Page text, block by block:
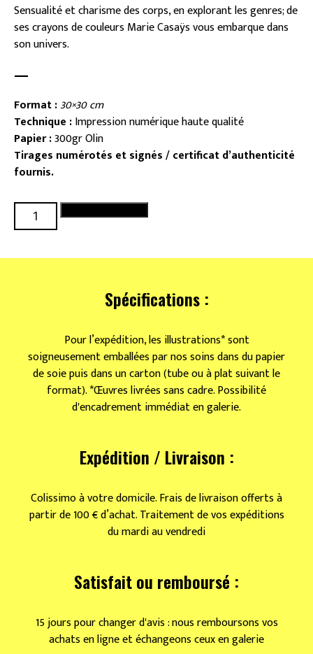
Sensualité et charisme des corps, en explorant les genres; de
ses crayons de couleurs Marie Casaÿs vous embarque dans
son univers.
—
Format :30×30cm
Technique :Impression numérique haute qualité
Papier :300gr Olin
Tirages numérotés et signés / certificat d’authenticité
fournis.
quantité
de
melons
Spécifications :
Pour l’expédition, les illustrations* sont
soigneusement emballées par nos soins dans du papier
de soie puis dans un carton (tube ou à plat suivant le
format). *Œuvres livrées sans cadre. Possibilité
d'encadrement immédiat en galerie.
Expédition / Livraison :
Colissimo à votre domicile. Frais de livraison offerts à
partir de 100 € d’achat. Traitement de vos expéditions
du mardi au vendredi
Satisfait ou remboursé :
15 jours pour changer d'avis : nous remboursons vos
achats en ligne et échangeons ceux en galerie